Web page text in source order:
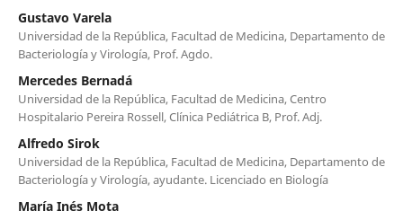
Gustavo Varela
Universidad de la República, Facultad de Medicina, Departamento de
Bacteriología y Virología, Prof. Agdo.
Mercedes Bernadá
Universidad de la República, Facultad de Medicina, Centro
Hospitalario Pereira Rossell, Clínica Pediátrica B, Prof. Adj.
Alfredo Sirok
Universidad de la República, Facultad de Medicina, Departamento de
Bacteriología y Virología, ayudante. Licenciado en Biología
María Inés Mota